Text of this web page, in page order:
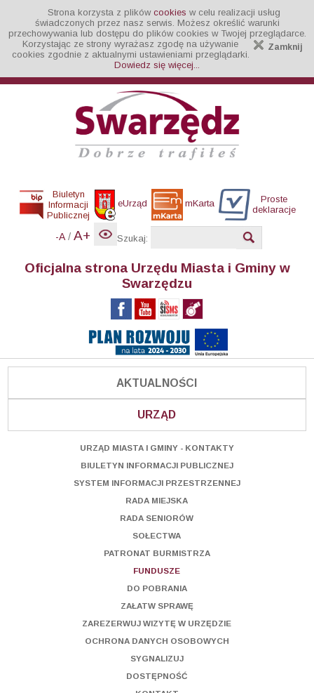
Strona korzysta z plików cookies w celu realizacji usług
świadczonych przez nasz serwis. Możesz określić warunki
przechowywania lub dostępu do plików cookies w Twojej przeglądarce.
Zamknij
Korzystając ze strony wyrażasz zgodę na używanie
cookies zgodnie z aktualnymi ustawieniami przeglądarki.
Dowiedz się więcej...
Biuletyn
Informacji
Publicznej
eUrząd mKarta
Proste
deklaracje
-A / A+ Szukaj:
Oficjalna strona Urzędu Miasta i Gminy w
Swarzędzu
AKTUALNOŚCI
URZĄD
URZĄD MIASTA I GMINY - KONTAKTY
BIULETYN INFORMACJI PUBLICZNEJ
SYSTEM INFORMACJI PRZESTRZENNEJ
RADA MIEJSKA
RADA SENIORÓW
SOŁECTWA
PATRONAT BURMISTRZA
FUNDUSZE
DO POBRANIA
ZAŁATW SPRAWĘ
ZAREZERWUJ WIZYTĘ W URZĘDZIE
OCHRONA DANYCH OSOBOWYCH
SYGNALIZUJ
DOSTĘPNOŚĆ